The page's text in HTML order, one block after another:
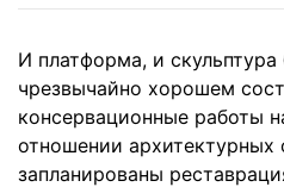
И платформа, и
чрезвычайно хорошем
консервационные работы
отношении архитектурных
запланированы